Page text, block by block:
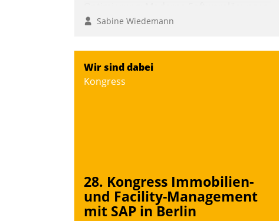
ermöglichen große Einsparungen durch
Doch man darf nicht zu viel erwarten:
Allein mit der Einführung einer neuen
Software ist es nicht getan. Die
Digitalisierung erfordert von
Sabine Wiedemann
Wir sind dabei
Kongress
28. Kongress Immobilien-
und Facility-Management
mit SAP in Berlin